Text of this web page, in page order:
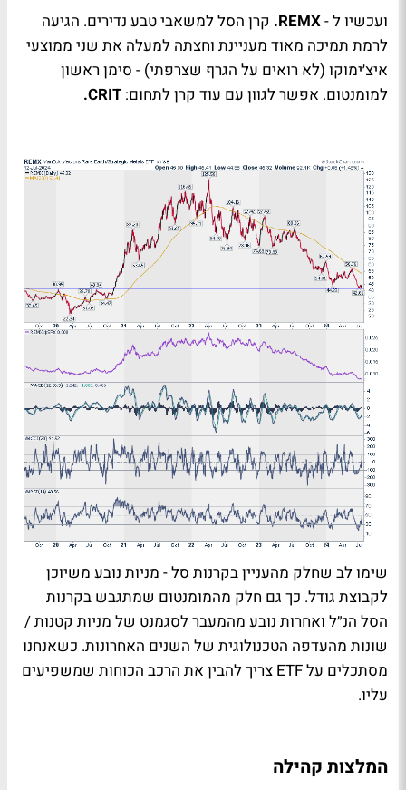
ועכשיו ל -REMX
. קרן הסל למשאבי טבע נדירים. הגיעה
לרמת תמיכה מאוד מעניינת וחצתה למעלה את שני ממוצעי
איצ׳ימוקו (לא רואים על הגרף שצרפתי) - סימן ראשון
למומנטום. אפשר לגוון עם עוד קרן לתחום:CRIT
.
שימו לב שחלק מהעניין בקרנות סל - מניות נובע משיוכן
לקבוצת גודל. כך גם חלק מהמומנטום שמתגבש בקרנות
הסל הנ״ל ואחרות נובע מהמעבר לסגמנט של מניות קטנות /
שונות מהעדפה הטכנולוגית של השנים האחרונות. כשאנחנו
מסתכלים עלETF צריך להבין את הרכב הכוחות שמשפיעים
עליו.
המלצות קהילה